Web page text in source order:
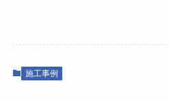
施工事例